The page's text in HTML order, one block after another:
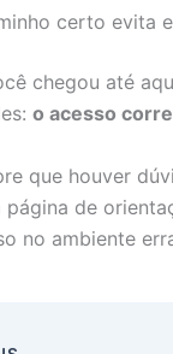
certo evita
chegou até
o acesso
que houver
página de
no ambiente